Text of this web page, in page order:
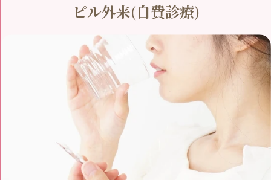
ピル外来(自費診療)